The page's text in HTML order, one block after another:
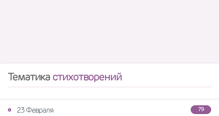
Тематикастихотворений
79
23 Февраля